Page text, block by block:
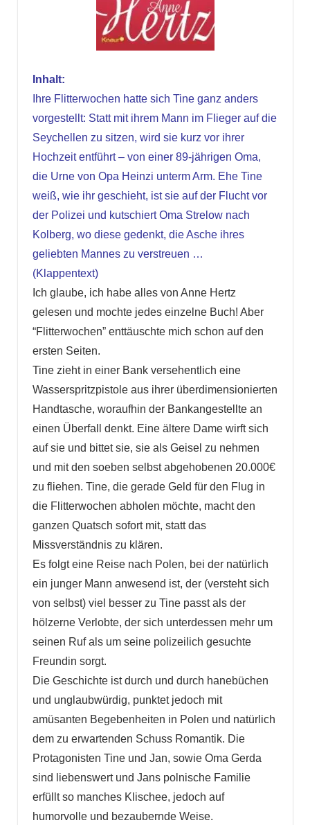
Inhalt:
Ihre Flitterwochen hatte sich Tine ganz anders
vorgestellt: Statt mit ihrem Mann im Flieger auf die
Seychellen zu sitzen, wird sie kurz vor ihrer
Hochzeit entführt – von einer 89-jährigen Oma,
die Urne von Opa Heinzi unterm Arm. Ehe Tine
weiß, wie ihr geschieht, ist sie auf der Flucht vor
der Polizei und kutschiert Oma Strelow nach
Kolberg, wo diese gedenkt, die Asche ihres
geliebten Mannes zu verstreuen …
(Klappentext)
Ich glaube, ich habe alles von Anne Hertz
gelesen und mochte jedes einzelne Buch! Aber
“Flitterwochen” enttäuschte mich schon auf den
ersten Seiten.
Tine zieht in einer Bank versehentlich eine
Wasserspritzpistole aus ihrer überdimensionierten
Handtasche, woraufhin der Bankangestellte an
einen Überfall denkt. Eine ältere Dame wirft sich
auf sie und bittet sie, sie als Geisel zu nehmen
und mit den soeben selbst abgehobenen 20.000€
zu fliehen. Tine, die gerade Geld für den Flug in
die Flitterwochen abholen möchte, macht den
ganzen Quatsch sofort mit, statt das
Missverständnis zu klären.
Es folgt eine Reise nach Polen, bei der natürlich
ein junger Mann anwesend ist, der (versteht sich
von selbst) viel besser zu Tine passt als der
hölzerne Verlobte, der sich unterdessen mehr um
seinen Ruf als um seine polizeilich gesuchte
Freundin sorgt.
Die Geschichte ist durch und durch hanebüchen
und unglaubwürdig, punktet jedoch mit
amüsanten Begebenheiten in Polen und natürlich
dem zu erwartenden Schuss Romantik. Die
Protagonisten Tine und Jan, sowie Oma Gerda
sind liebenswert und Jans polnische Familie
erfüllt so manches Klischee, jedoch auf
humorvolle und bezaubernde Weise.